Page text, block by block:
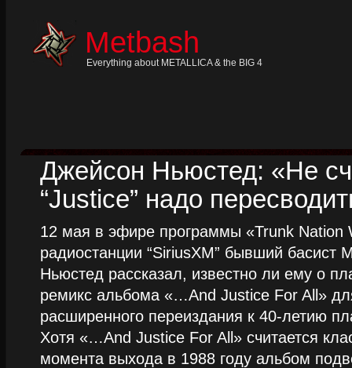
Metbash
Everything about METALLICA & the BIG 4
Джейсон Ньюстед: «Не
“Justice” надо
12 мая в эфире программы «Trunk Nation
радиостанции “SiriusXM” бывший басист
Ньюстед рассказал, известно ли ему о
ремикс альбома «…And Justice For All»
расширенного переиздания к 40-летию
Хотя «…And Justice For All» считается
момента выхода в 1988 году альбом